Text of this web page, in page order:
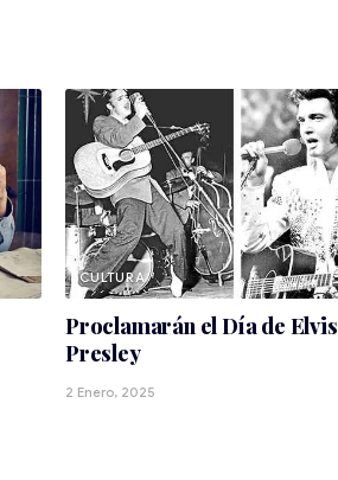
CULTURA
Proclamarán el Día de Elvis
Presley
2 Enero, 2025